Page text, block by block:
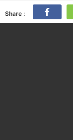
Share :